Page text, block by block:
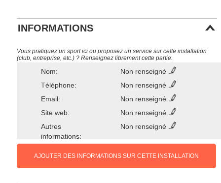
INFORMATIONS
Vous pratiquez un sport ici ou proposez un service sur cette installation
(club, entreprise, etc.) ? Renseignez librement cette partie.
Nom:
Non renseigné
Téléphone:
Non renseigné
Email:
Non renseigné
Site web:
Non renseigné
Autres
informations:
Non renseigné
AJOUTER DES INFORMATIONS SUR CETTE INSTALLATION